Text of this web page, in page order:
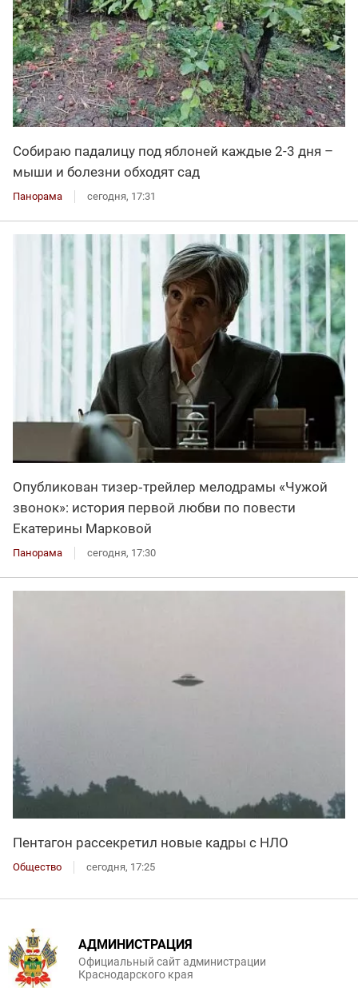
Собираю падалицу под яблоней каждые 2-3 дня –
мыши и болезни обходят сад
Панорама сегодня, 17:31
Опубликован тизер‑трейлер мелодрамы «Чужой
звонок»: история первой любви по повести
Екатерины Марковой
Панорама сегодня, 17:30
Пентагон рассекретил новые кадры с НЛО
Общество сегодня, 17:25
АДМИНИСТРАЦИЯ
Официальный сайт администрации
Краснодарского края